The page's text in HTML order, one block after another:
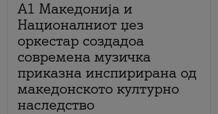
А1 Македонија и
Националниот џез
оркестар создадоа
современа музичка
приказна инспирирана од
македонското културно
наследство